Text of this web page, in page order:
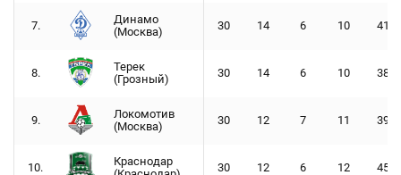
7.
Динамо
(Москва)
30 14 6 10 41 -
8.
Терек
(Грозный)
30 14 6 10 38 -
9.
Локомотив
(Москва)
30 12 7 11 39 -
10.
Краснодар
30 12 6 12 45 -